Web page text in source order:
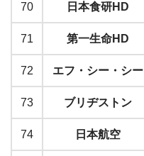
70 日本食研HD
71 第一生命HD
72 エフ・シー・シー
73 ブリヂストン
74 日本航空